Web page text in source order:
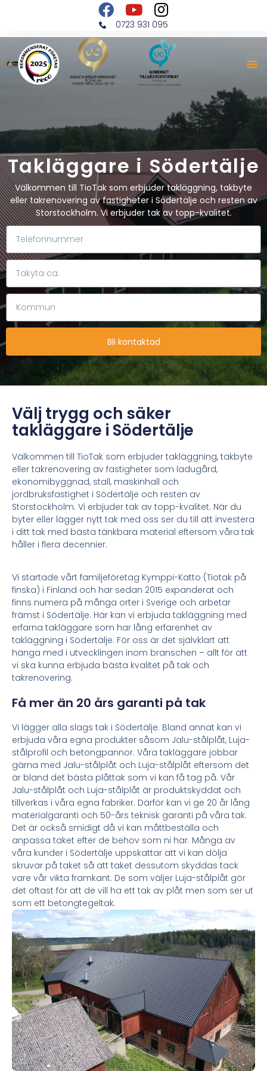
0723 931 095
Takläggare i Södertälje
Välkommen till TioTak som erbjuder takläggning, takbyte
eller takrenovering av fastigheter i Södertälje och resten av
Storstockholm. Vi erbjuder tak av topp-kvalitet.
Bli kontaktad
Välj trygg och säker
takläggare i Södertälje
Välkommen till TioTak som erbjuder takläggning, takbyte
eller takrenovering av fastigheter som ladugård,
ekonomibyggnad, stall, maskinhall och
jordbruksfastighet i Södertälje och resten av
Storstockholm. Vi erbjuder tak av topp-kvalitet. När du
byter eller lägger nytt tak med oss ser du till att investera
i ditt tak med bästa tänkbara material eftersom våra tak
håller i flera decennier.
Vi startade vårt familjeföretag Kymppi-Katto (Tiotak på
finska) i Finland och har sedan 2015 expanderat och
finns numera på många orter i Sverige och arbetar
främst i Södertälje. Här kan vi erbjuda takläggning med
erfarna takläggare som har lång erfarenhet av
takläggning i Södertälje. För oss är det självklart att
hänga med i utvecklingen inom branschen – allt för att
vi ska kunna erbjuda bästa kvalitet på tak och
takrenovering.
Få mer än 20 års garanti på tak
Vi lägger alla slags tak i Södertälje. Bland annat kan vi
erbjuda våra egna produkter såsom Jalu-stålplåt, Luja-
stålprofil och betongpannor. Våra takläggare jobbar
gärna med Jalu-stålplåt och Luja-stålplåt eftersom det
är bland det bästa plåttak som vi kan få tag på. Vår
Jalu-stålplåt och Luja-stålplåt är produktskyddat och
tillverkas i våra egna fabriker. Därför kan vi ge 20 år lång
materialgaranti och 50-års teknisk garanti på våra tak.
Det är också smidigt då vi kan måttbeställa och
anpassa taket efter de behov som ni har. Många av
våra kunder i Södertälje uppskattar att vi kan dölja
skruvar på taket så att taket dessutom skyddas tack
vare vår vikta framkant. De som väljer Luja-stålplåt gör
det oftast för att de vill ha ett tak av plåt men som ser ut
som ett betongtegeltak.